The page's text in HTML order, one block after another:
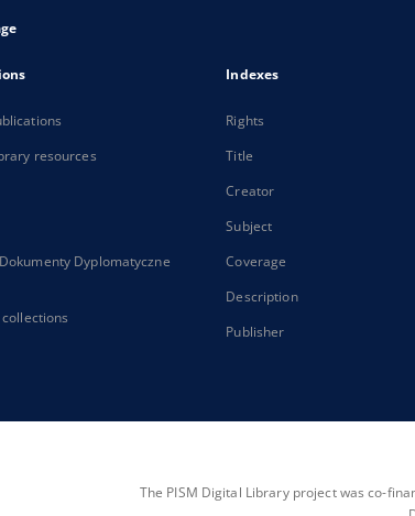
resources
Dyplomatyczne
Indexes
Rights
Title
Creator
Subject
Coverage
Description
Publisher
The PISM Digital Library project was co-